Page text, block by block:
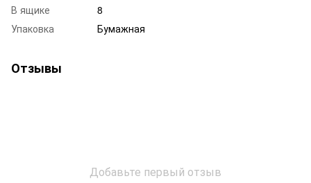
В ящике
8
Упаковка
Бумажная
Отзывы
Добавьте первый отзыв